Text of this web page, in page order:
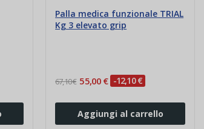
Palla medica funzionale TRIAL
Kg 3 elevato grip
67,10 € 55,00 € -12,10 €
Aggiungi al carrello